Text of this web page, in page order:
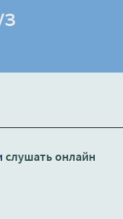
слушать онлайн